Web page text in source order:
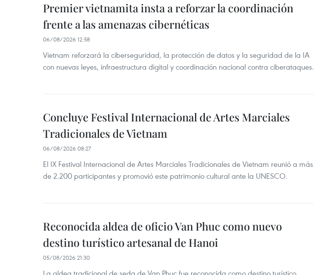
Premier vietnamita insta a reforzar la coordinación
frente a las amenazas cibernéticas
06/08/2026 12:58
Vietnam reforzará la ciberseguridad, la protección de datos y la seguridad de la IA
con nuevas leyes, infraestructura digital y coordinación nacional contra ciberataques.
Concluye Festival Internacional de Artes Marciales
Tradicionales de Vietnam
06/08/2026 08:27
El IX Festival Internacional de Artes Marciales Tradicionales de Vietnam reunió a más
de 2.200 participantes y promovió este patrimonio cultural ante la UNESCO.
Reconocida aldea de oficio Van Phuc como nuevo
destino turístico artesanal de Hanoi
05/08/2026 21:30
La aldea tradicional de seda de Van Phuc fue reconocida como destino turístico,